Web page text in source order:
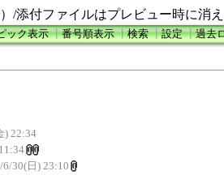
/添付ファイルはプレビュー時に消
ック表示┃番号順表示┃検索┃設定┃過去
) 22:34
6/30(日) 23:10